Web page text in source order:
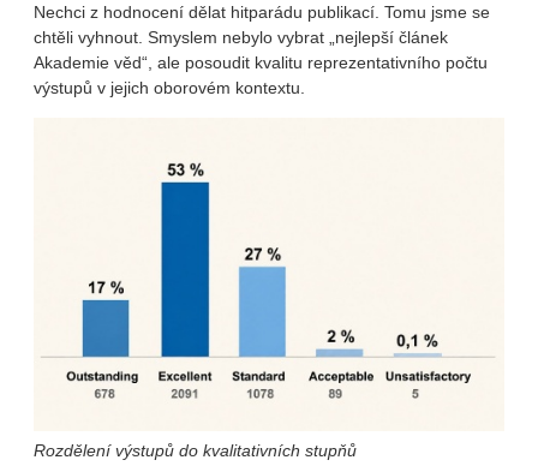
Nechci z hodnocení dělat hitparádu publikací. Tomu jsme se
chtěli vyhnout. Smyslem nebylo vybrat „nejlepší článek
Akademie věd“, ale posoudit kvalitu reprezentativního počtu
výstupů v jejich oborovém kontextu.
Rozdělení výstupů do kvalitativních stupňů